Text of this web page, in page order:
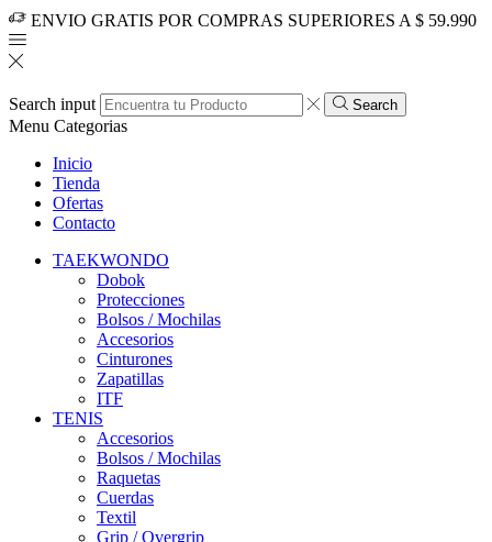
ENVIO GRATIS POR COMPRAS SUPERIORES A $ 59.990
Search input Search
Menu Categorias
Inicio
Tienda
Ofertas
Contacto
TAEKWONDO
Dobok
Protecciones
Bolsos / Mochilas
Accesorios
Cinturones
Zapatillas
ITF
TENIS
Accesorios
Bolsos / Mochilas
Raquetas
Cuerdas
Textil
Grip / Overgrip